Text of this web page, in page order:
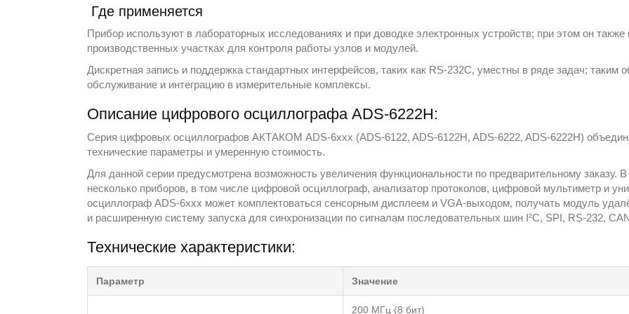
Где применяется
Прибор используют в лабораторных исследованиях и при доводке электронных устройств; при этом он также
производственных участках для контроля работы узлов и модулей.
Дискретная запись и поддержка стандартных интерфейсов, таких как RS-232C, уместны в ряде задач; таким
обслуживание и интеграцию в измерительные комплексы.
Описание цифрового осциллографа ADS-6222H:
Серия цифровых осциллографов АКТАКОМ ADS-6ххх (ADS-6122, ADS-6122H, ADS-6222, ADS-6222H)
технические параметры и умеренную стоимость.
Для данной серии предусмотрена возможность увеличения функциональности по предварительному заказу.
несколько приборов, в том числе цифровой осциллограф, анализатор протоколов, цифровой мультиметр и
осциллограф ADS-6xxx может комплектоваться сенсорным дисплеем и VGA‑выходом, получать модуль
и расширенную систему запуска для синхронизации по сигналам последовательных шин I²C, SPI, RS-232,
Технические характеристики:
Параметр Значение
200 МГц (8 бит)